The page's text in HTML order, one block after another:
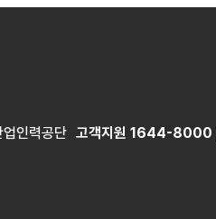
인력공단 고객지원 1644-8000